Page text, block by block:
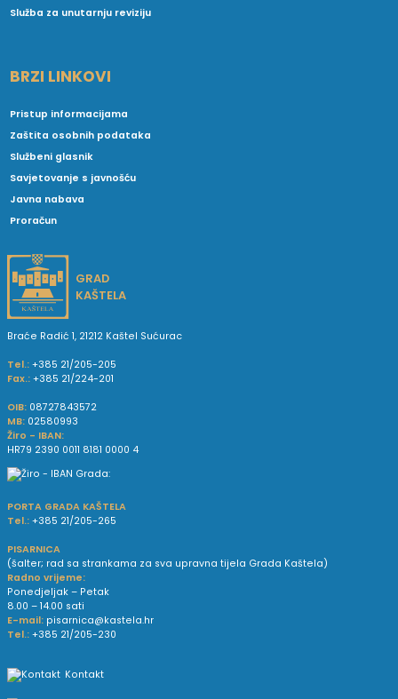
Služba za unutarnju reviziju
BRZI LINKOVI
Pristup informacijama
Zaštita osobnih podataka
Službeni glasnik
Savjetovanje s javnošću
Javna nabava
Proračun
GRAD
KAŠTELA
Braće Radić 1, 21212 Kaštel Sućurac
Tel.: +385 21/205-205
Fax.: +385 21/224-201
OIB: 08727843572
MB: 02580993
Žiro - IBAN:
HR79 2390 0011 8181 0000 4
PORTA GRADA KAŠTELA
Tel.: +385 21/205-265
PISARNICA
(šalter; rad sa strankama za sva upravna tijela Grada Kaštela)
Radno vrijeme:
Ponedjeljak – Petak
8.00 – 14.00 sati
E-mail: pisarnica@kastela.hr
Tel.: +385 21/205-230
Kontakt